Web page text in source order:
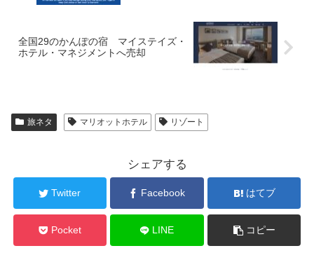
全国29のかんぽの宿 マイステイズ・
ホテル・マネジメントへ売却
旅ネタ マリオットホテル リゾート
シェアする
Twitter Facebook はてブ
Pocket LINE コピー